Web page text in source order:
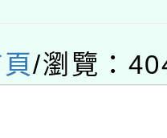
院辦理「
位及節水達
日(星期六
祈福系列
地景藝術
/瀏覽：